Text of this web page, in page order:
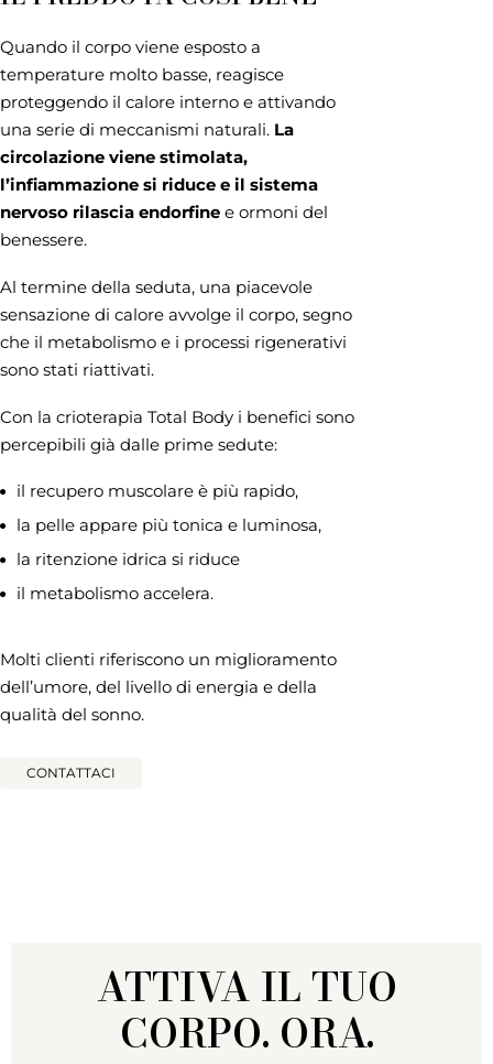
Quando il corpo viene esposto a
temperature molto basse, reagisce
proteggendo il calore interno e attivando
una serie di meccanismi naturali. La
circolazione viene stimolata,
l’infiammazione si riduce e il sistema
nervoso rilascia endorfine e ormoni del
benessere.
Al termine della seduta, una piacevole
sensazione di calore avvolge il corpo, segno
che il metabolismo e i processi rigenerativi
sono stati riattivati.
Con la crioterapia Total Body i benefici sono
percepibili già dalle prime sedute:
il recupero muscolare è più rapido,
la pelle appare più tonica e luminosa,
la ritenzione idrica si riduce
il metabolismo accelera.
Molti clienti riferiscono un miglioramento
dell’umore, del livello di energia e della
qualità del sonno.
CONTATTACI
ATTIVA IL TUO
CORPO. ORA.